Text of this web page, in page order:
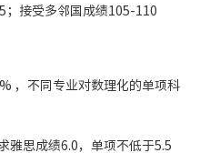
；接受多邻国成绩105-110
，不同专业对数理化的单项科
雅思成绩6.0，单项不低于5.5